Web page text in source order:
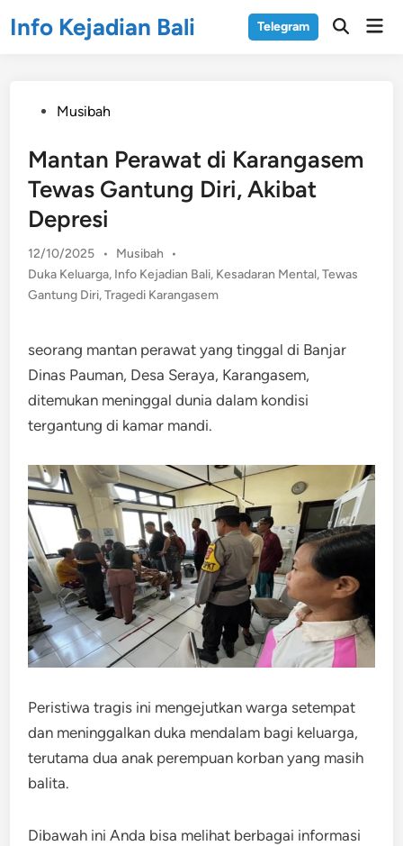
toInfo Kejadian Bali Telegram
Open
PostedMusibah
Mantan Perawat di Karangasem
Tewas Gantung Diri, Akibat
Depresi
12/10/2025 •
Posted
in
Musibah
•
Duka Keluarga, Info Kejadian Bali, Kesadaran Mental,Tewas
Gantung Diri,Tragedi Karangasem
seorang mantan perawat yang tinggal di Banjar
Dinas Pauman, Desa Seraya, Karangasem,
ditemukan meninggal dunia dalam kondisi
tergantung di kamar mandi.
Peristiwa tragis ini mengejutkan warga setempat
dan meninggalkan duka mendalam bagi keluarga,
terutama dua anak perempuan korban yang masih
balita.
Dibawah ini Anda bisa melihat berbagai informasi